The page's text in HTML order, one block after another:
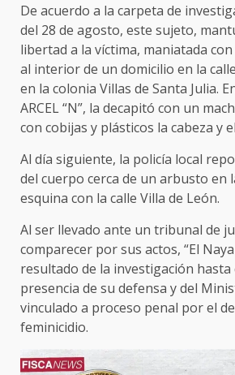
De acuerdo a la carpeta de
del 28 de agosto, este sujeto,
libertad a la víctima, maniatada
al interior de un domicilio en la
en la colonia Villas de Santa Julia.
ARCEL “N”, la decapitó con un
con cobijas y plásticos la cabeza y
Al día siguiente, la policía local
del cuerpo cerca de un arbusto en
esquina con la calle Villa de León.
Al ser llevado ante un tribunal de
comparecer por sus actos, “El
resultado de la investigación
presencia de su defensa y del
vinculado a proceso penal por el
feminicidio.